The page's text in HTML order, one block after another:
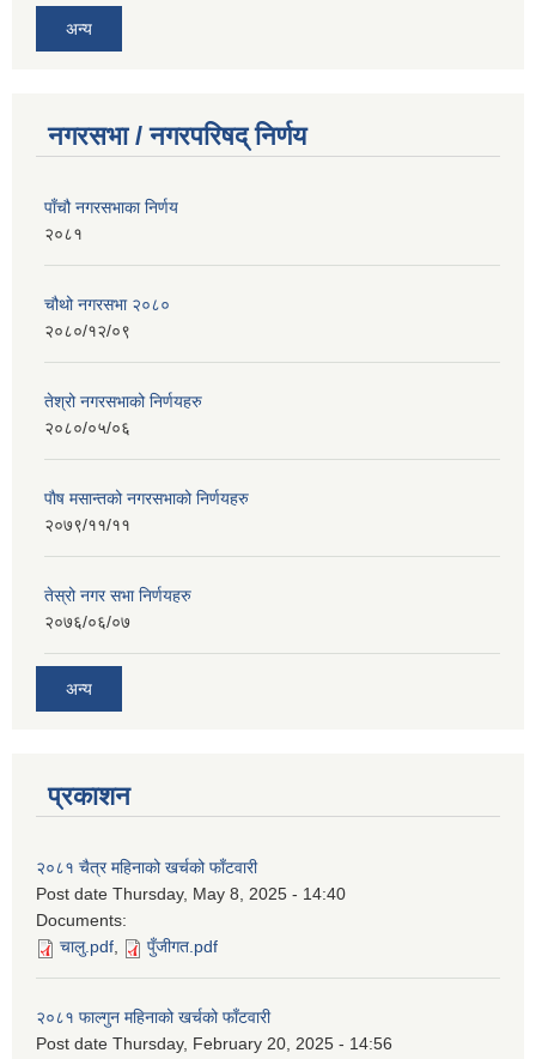
अन्य
नगरसभा / नगरपरिषद् निर्णय
पाँचौ नगरसभाका निर्णय
२०८१
चौथो नगरसभा २०८०
२०८०/१२/०९
तेश्रो नगरसभाको निर्णयहरु
२०८०/०५/०६
पाैष मसान्तको नगरसभाको निर्णयहरु
२०७९/११/११
तेस्रो नगर सभा निर्णयहरु
२०७६/०६/०७
अन्य
प्रकाशन
२०८१ चैत्र महिनाको खर्चको फाँटवारी
Post date Thursday, May 8, 2025 - 14:40
Documents:
चालु.pdf, पुँजीगत.pdf
२०८१ फाल्गुन महिनाको खर्चको फाँटवारी
Post date Thursday, February 20, 2025 - 14:56